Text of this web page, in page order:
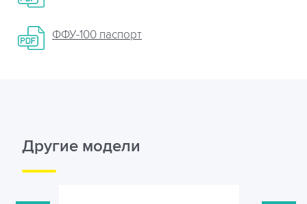
ФФУ-100 паспорт
Другие модели